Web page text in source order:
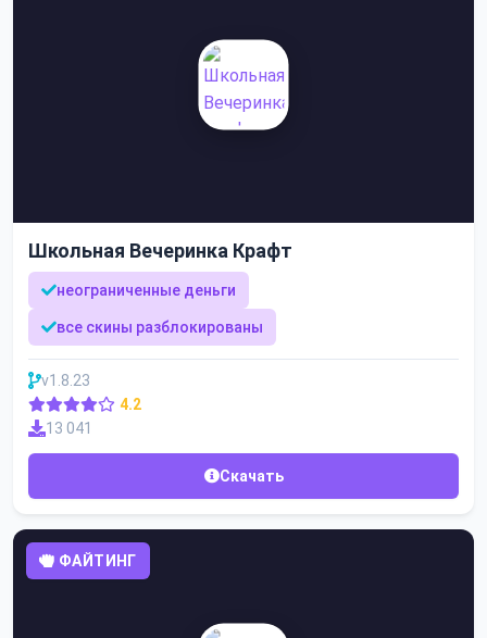
Школьная Вечеринка Крафт
неограниченные деньги
все скины разблокированы
v1.8.23
4.2
13 041
Скачать
ФАЙТИНГ